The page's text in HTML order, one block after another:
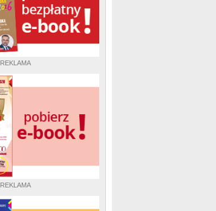
REKLAMA
REKLAMA